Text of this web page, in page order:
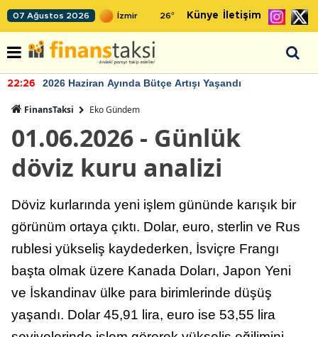
07 Ağustos 2026 26° Künye İletişim
22:26 2026 Haziran Ayında Bütçe Artışı Yaşandı
FinansTaksi Eko Gündem
01.06.2026 - Günlük
döviz kuru analizi
Döviz kurlarında yeni işlem gününde karışık bir
görünüm ortaya çıktı. Dolar, euro, sterlin ve Rus
rublesi yükseliş kaydederken, İsviçre Frangı
başta olmak üzere Kanada Doları, Japon Yeni
ve İskandinav ülke para birimlerinde düşüş
yaşandı. Dolar 45,91 lira, euro ise 53,55 lira